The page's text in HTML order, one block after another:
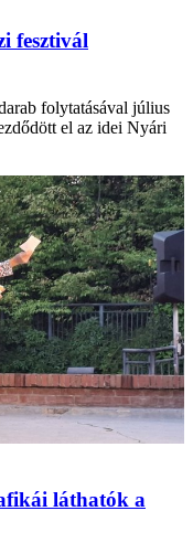
fesztivál
folytatásával július
el az idei Nyári
láthatók a